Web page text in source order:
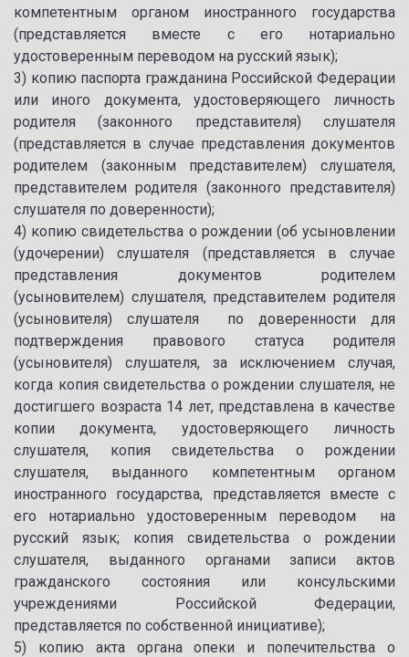
компетентным органом иностранного государства
(представляется вместе с его нотариально
удостоверенным переводом на русский язык);
3) копию паспорта гражданина Российской Федерации
или иного документа, удостоверяющего личность
родителя (законного представителя) слушателя
(представляется в случае представления документов
родителем (законным представителем) слушателя,
представителем родителя (законного представителя)
слушателя по доверенности);
4) копию свидетельства о рождении (об усыновлении
(удочерении) слушателя (представляется в случае
представления документов родителем
(усыновителем) слушателя, представителем родителя
(усыновителя) слушателя по доверенности для
подтверждения правового статуса родителя
(усыновителя) слушателя, за исключением случая,
когда копия свидетельства о рождении слушателя, не
достигшего возраста 14 лет, представлена в качестве
копии документа, удостоверяющего личность
слушателя, копия свидетельства о рождении
слушателя, выданного компетентным органом
иностранного государства, представляется вместе с
его нотариально удостоверенным переводом на
русский язык; копия свидетельства о рождении
слушателя, выданного органами записи актов
гражданского состояния или консульскими
учреждениями Российской Федерации,
представляется по собственной инициативе);
5) копию акта органа опеки и попечительства о